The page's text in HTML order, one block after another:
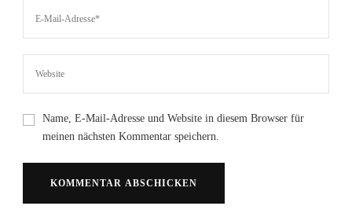
Name, E-Mail-Adresse und Website in diesem Browser für
meinen nächsten Kommentar speichern.